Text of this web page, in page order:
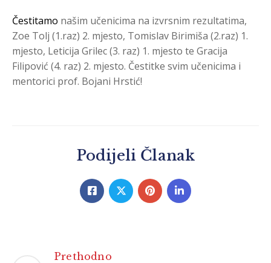
Čestitamo našim učenicima na izvrsnim rezultatima,
Zoe Tolj (1.raz) 2. mjesto, Tomislav Birimiša (2.raz) 1.
mjesto, Leticija Grilec (3. raz) 1. mjesto te Gracija
Filipović (4. raz) 2. mjesto. Čestitke svim učenicima i
mentorici prof. Bojani Hrstić!
Podijeli Članak
Prethodno